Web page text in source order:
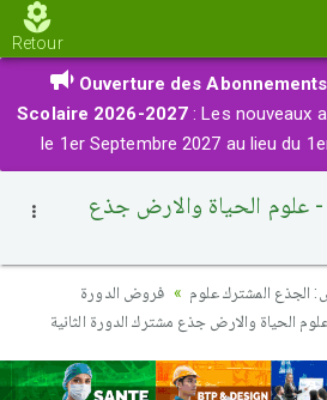
Retour
Ouverture des
Scolaire 2026-2027 : Les nouveaux
le 1er Septembre 2027 au lieu du
الفرض 1 نموذج 3 - علوم الحياة والارض جذع
الجذع المشترك علوم
فروض الدورة